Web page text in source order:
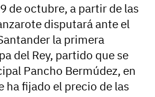
de octubre, a partir de las
disputará ante el
la primera
del Rey, partido que se
Pancho Bermúdez, en
ha fijado el precio de las